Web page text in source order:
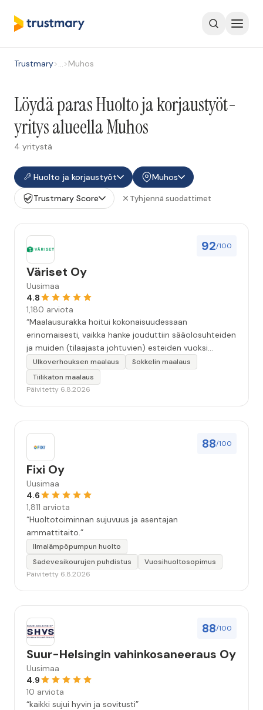
Trustmary>…>Muhos
Löydä paras Huolto ja korjaustyöt-
yritys alueella Muhos
4 yritystä
Huolto ja korjaustyöt
Muhos
Trustmary Score
Tyhjennä suodattimet
92/100
Väriset Oy
Uusimaa
4.8
1,180 arviota
“Maalausurakka hoitui kokonaisuudessaan
erinomaisesti, vaikka hanke jouduttiin sääolosuhteiden
ja muiden (tilaajasta johtuvien) esteiden vuoksi
keskeyttämään n. 3 viikoksi. Maalaistulos on oikein
hyvä, yhteydenpito erinomaista, jälkityöt tehtiin
huolellisesti. Suosittelen. Erityiskiitos itse maalareille:
Ulkoverhouksen maalaus
Sokkelin maalaus
Tiilikaton maalaus
Päivitetty 6.8.2026
88/100
Fixi Oy
Uusimaa
4.6
1,811 arviota
“Huoltotoiminnan sujuvuus ja asentajan
ammattitaito.”
Ilmalämpöpumpun huolto
Sadevesikourujen puhdistus
Vuosihuoltosopimus
Päivitetty 6.8.2026
88/100
Suur-Helsingin vahinkosaneeraus Oy
Uusimaa
4.9
10 arviota
“kaikki sujui hyvin ja sovitusti”